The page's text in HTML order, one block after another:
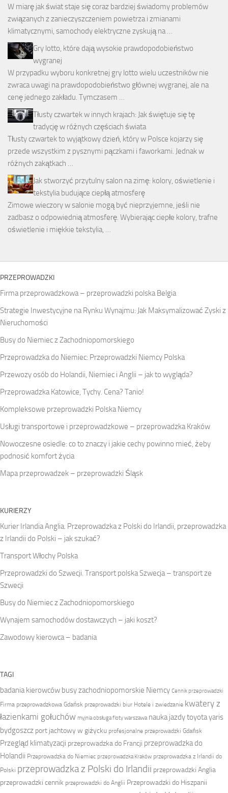
W miarę jak świat staje się coraz bardziej świadomy problemów
związanych z zanieczyszczeniem powietrza i zmianami
klimatycznymi, samochody elektryczne zyskują na …
Gry lotto, które dają wysokie prawdopodobieństwo
wygranej
W przypadku wyboru konkretnej gry lotto wielu uczestników nie
zwraca uwagi na prawdopodobieństwo głównej wygranej, ale na
cenę jednego zakładu. Tymczasem …
Tłusty czwartek w innych krajach: Jak świętuje się tę
tradycję w różnych częściach świata
Tłusty czwartek to wyjątkowy dzień, który w Polsce kojarzy się
przede wszystkim z pysznymi pączkami i faworkami. Jednak w
różnych zakątkach …
Jak stworzyć przytulny salon na zimę: kolory, oświetlenie i
tekstylia budujące ciepłą atmosferę
Zimowe wieczory w salonie mogą być nieprzyjemne, jeśli nie
zadbasz o odpowiednią atmosferę. Wybierając ciepłe kolory, trafne
oświetlenie i miękkie tekstylia, …
PRZEPROWADZKI
Firma przeprowadzkowa – przeprowadzki polska Belgia
Strategie Inwestycyjne na Rynku Wynajmu: Jak Maksymalizować Zyski z
Nieruchomości
Busy do Niemiec z Zachodniopomorskiego
Przeprowadzka do Niemiec: Przeprowadzki Niemcy Polska
Przewozy osób do Holandii, Niemiec i Anglii – jak to wygląda?
Przeprowadzka Katowice, Tychy. Cena? Tanio!
Kompleksowe przeprowadzki Polska Niemcy
Usługi transportowe i przeprowadzkowe – przeprowadzka Kraków
Nowoczesne osiedle: co to znaczy i jakie cechy powinno mieć, żeby
podnosić komfort życia
Mapa przeprowadzek – przeprowadzki Śląsk
KURIERZY
Kurier Irlandia Anglia. Przeprowadzka z Polski do Irlandii, przeprowadzka
z Irlandii do Polski – jak szukać?
Transport Włochy Polska
Przeprowadzki do Szwecji. Transport polska Szwecja – transport ze
Szwecji
Busy do Niemiec z Zachodniopomorskiego
Wynajem samochodów dostawczych – jaki koszt?
Zawodowy kierowca – badania
TAGI
badania kierowców busy zachodniopomorskie Niemcy Cennik przeprowadzki
Firma przeprowadzkowa Gdańsk przeprowadzki biur Hotele i zwiedzanie kwatery z
łazienkami gołuchów myjnia obsługa floty warszawa nauka jazdy toyota yaris
bydgoszcz port jachtowy w giżycku profesjonalne przeprowadzki Gdańsk
Przegląd klimatyzacji przeprowadzka do Francji przeprowadzka do
Holandii Przeprowadzka do Niemiec przeprowadzka Kraków przeprowadzka z Irlandii do
Polski przeprowadzka z Polski do Irlandii przeprowadzki Anglia
przeprowadzki cennik przeprowadzki do Anglii Przeprowadzki do Hiszpanii